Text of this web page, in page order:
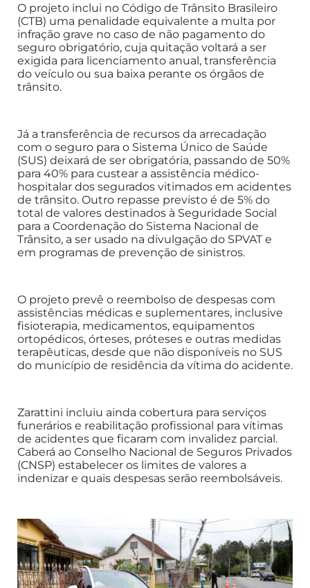
O projeto inclui no Código de Trânsito Brasileiro
(CTB) uma penalidade equivalente a multa por
infração grave no caso de não pagamento do
seguro obrigatório, cuja quitação voltará a ser
exigida para licenciamento anual, transferência
do veículo ou sua baixa perante os órgãos de
trânsito.
Já a transferência de recursos da arrecadação
com o seguro para o Sistema Único de Saúde
(SUS) deixará de ser obrigatória, passando de 50%
para 40% para custear a assistência médico-
hospitalar dos segurados vitimados em acidentes
de trânsito. Outro repasse previsto é de 5% do
total de valores destinados à Seguridade Social
para a Coordenação do Sistema Nacional de
Trânsito, a ser usado na divulgação do SPVAT e
em programas de prevenção de sinistros.
O projeto prevê o reembolso de despesas com
assistências médicas e suplementares, inclusive
fisioterapia, medicamentos, equipamentos
ortopédicos, órteses, próteses e outras medidas
terapêuticas, desde que não disponíveis no SUS
do município de residência da vítima do acidente.
Zarattini incluiu ainda cobertura para serviços
funerários e reabilitação profissional para vítimas
de acidentes que ficaram com invalidez parcial.
Caberá ao Conselho Nacional de Seguros Privados
(CNSP) estabelecer os limites de valores a
indenizar e quais despesas serão reembolsáveis.